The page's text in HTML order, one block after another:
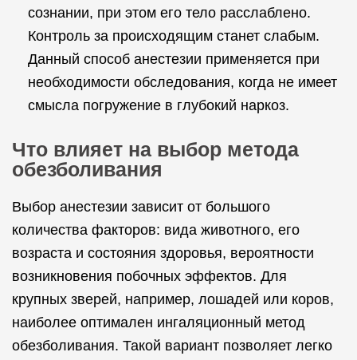
сознании, при этом его тело расслаблено.
Контроль за происходящим станет слабым.
Данный способ анестезии применяется при
необходимости обследования, когда не имеет
смысла погружение в глубокий наркоз.
Что влияет на выбор метода
обезболивания
Выбор анестезии зависит от большого
количества факторов: вида животного, его
возраста и состояния здоровья, вероятности
возникновения побочных эффектов. Для
крупных зверей, например, лошадей или коров,
наиболее оптимален ингаляционный метод
обезболивания. Такой вариант позволяет легко